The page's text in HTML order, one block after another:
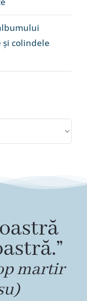
și colindele
martir